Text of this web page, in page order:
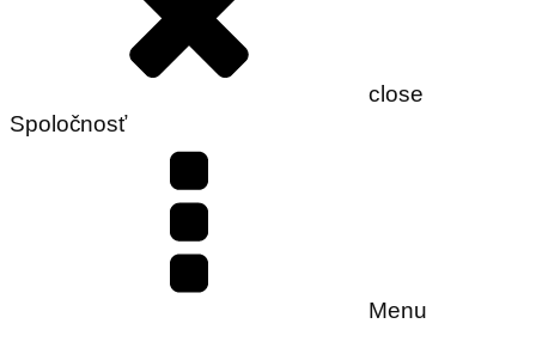
close
Spoločnosť
Menu